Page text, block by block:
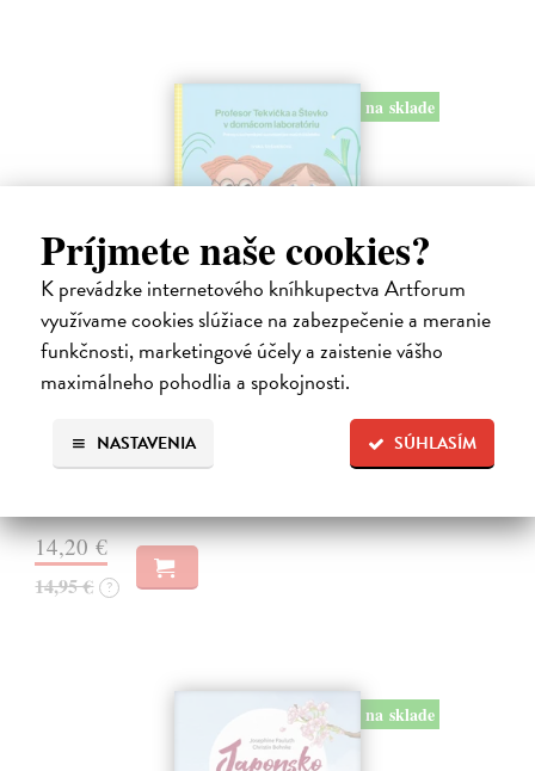
Príjmete naše cookies?
K prevádzke internetového kníhkupectva Artforum
využívame cookies slúžiace na zabezpečenie a meranie
funkčnosti, marketingové účely a zaistenie vášho
maximálneho pohodlia a spokojnosti.
SÚHLASÍM
NASTAVENIA
na sklade
Profesor Tekvička a Števko v domácom
laboratóriu
| Kniha
Vedeli ste, že si doma môžete vyrobiť soľné šperky, vlastné jogurty,
recyklovaný papier aj dúhu? Vyskúšajte so svojimi deťmi tridsať
jednoduchých pokusov s bežnými predmetmi a materiálmi.
14,20 €
14,95 € ?
na sklade